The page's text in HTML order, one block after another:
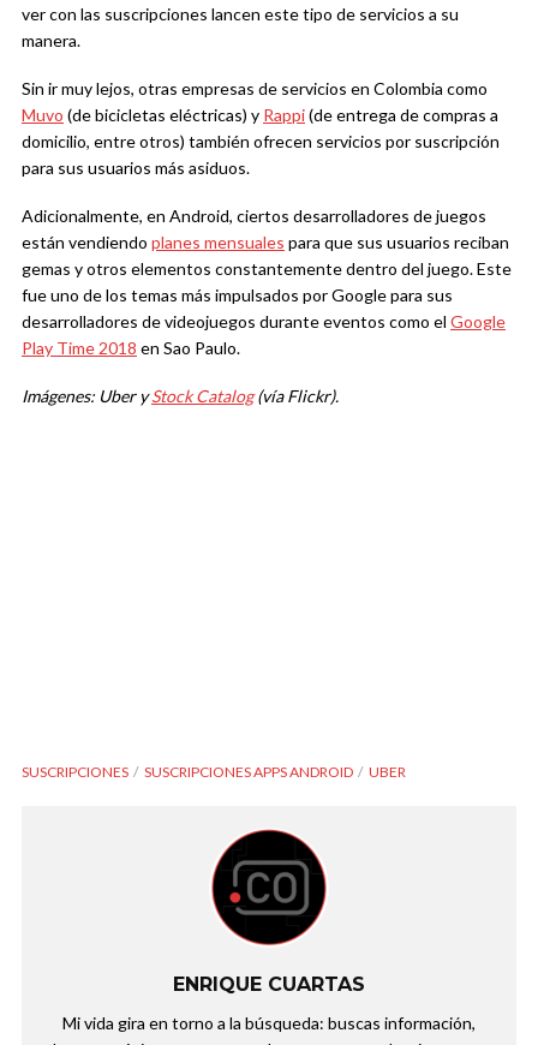
ver con las suscripciones lancen este tipo de servicios a su
manera.
Sin ir muy lejos, otras empresas de servicios en Colombia como
Muvo (de bicicletas eléctricas) y Rappi(de entrega de compras a
domicilio, entre otros) también ofrecen servicios por suscripción
para sus usuarios más asiduos.
Adicionalmente, en Android, ciertos desarrolladores de juegos
están vendiendo planes mensuales para que sus usuarios reciban
gemas y otros elementos constantemente dentro del juego. Este
fue uno de los temas más impulsados por Google para sus
desarrolladores de videojuegos durante eventos como el Google
Play Time 2018 en Sao Paulo.
Imágenes: Uber yStock Catalog(vía Flickr).
SUSCRIPCIONES SUSCRIPCIONES APPS ANDROID UBER
ENRIQUE CUARTAS
Mi vida gira en torno a la búsqueda: buscas información,